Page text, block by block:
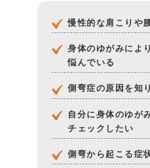
慢性的な肩こりや
身体のゆがみによ
悩んでいる
側弯症の原因を知
自分に身体のゆが
チェックしたい
側弯から起こる症